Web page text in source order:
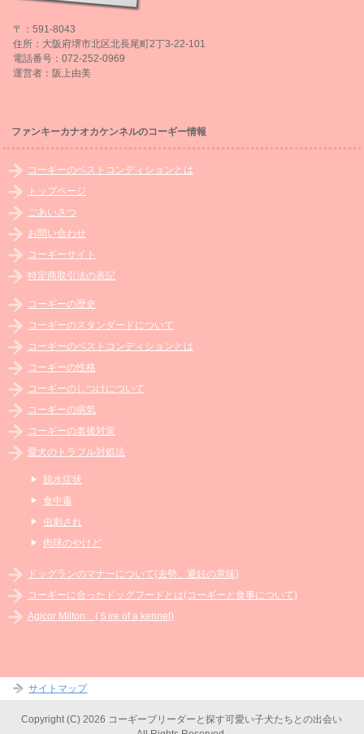
〒：591-8043
住所：大阪府堺市北区北長尾町2丁3-22-101
電話番号：072-252-0969
運営者：阪上由美
ファンキーカナオカケンネルのコーギー情報
コーギーのベストコンディションとは
トップページ
ごあいさつ
お問い合わせ
コーギーサイト
特定商取引法の表記
コーギーの歴史
コーギーのスタンダードについて
コーギーのベストコンディションとは
コーギーの性格
コーギーのしつけについて
コーギーの病気
コーギーの老後対策
愛犬のトラブル対処法
脱水症状
食中毒
虫刺され
肉球のやけど
ドッグランのマナーについて(去勢、避妊の意味)
コーギーに合ったドッグフードとは(コーギーと食事について)
Agicor Milton (Ｓire of a kennel)
サイトマップ
Copyright (C) 2026 コーギーブリーダーと探す可愛い子犬たちとの出会い